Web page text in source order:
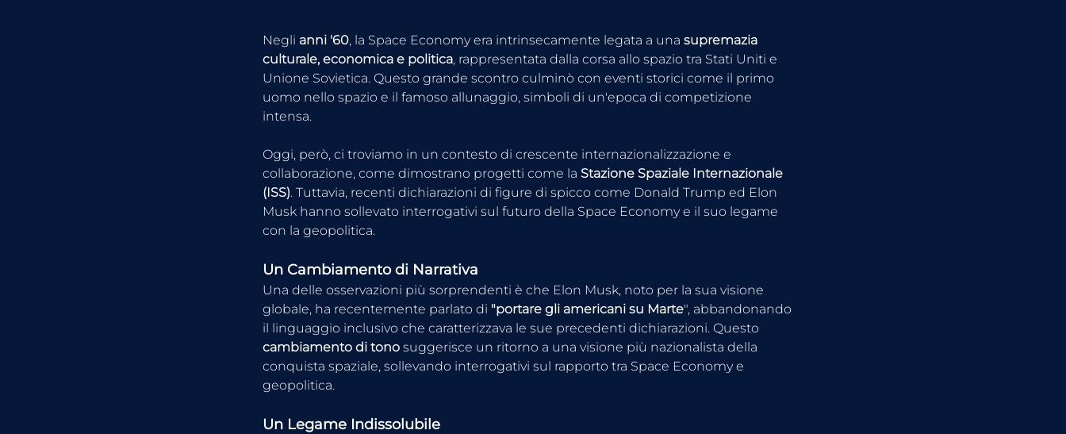
Negli anni '60, la Space Economy era intrinsecamente legata a una supremazia
culturale, economica e politica, rappresentata dalla corsa allo spazio tra Stati Uniti e
Unione Sovietica. Questo grande scontro culminò con eventi storici come il primo
uomo nello spazio e il famoso allunaggio, simboli di un'epoca di competizione
intensa.
Oggi, però, ci troviamo in un contesto di crescente internazionalizzazione e
collaborazione, come dimostrano progetti come la Stazione Spaziale Internazionale
(ISS). Tuttavia, recenti dichiarazioni di figure di spicco come Donald Trump ed Elon
Musk hanno sollevato interrogativi sul futuro della Space Economy e il suo legame
con la geopolitica.
Un Cambiamento di Narrativa
Una delle osservazioni più sorprendenti è che Elon Musk, noto per la sua visione
globale, ha recentemente parlato di "portare gli americani su Marte", abbandonando
il linguaggio inclusivo che caratterizzava le sue precedenti dichiarazioni. Questo
cambiamento di tono suggerisce un ritorno a una visione più nazionalista della
conquista spaziale, sollevando interrogativi sul rapporto tra Space Economy e
geopolitica.
Un Legame Indissolubile